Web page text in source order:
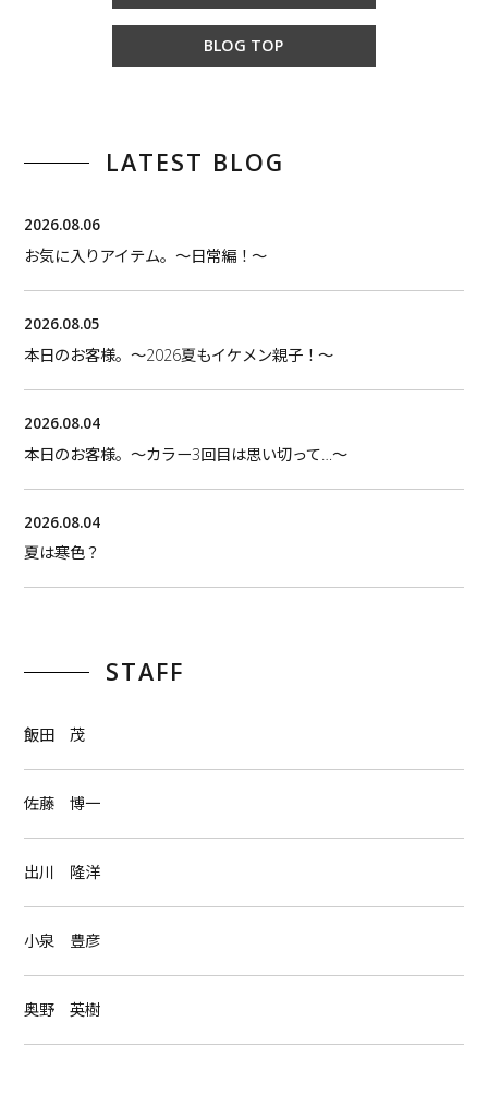
BLOG TOP
LATEST BLOG
2026.08.06
お気に入りアイテム。〜日常編！〜
2026.08.05
本日のお客様。〜2026夏もイケメン親子！〜
2026.08.04
本日のお客様。〜カラー3回目は思い切って…〜
2026.08.04
夏は寒色？
STAFF
飯田 茂
佐藤 博一
出川 隆洋
小泉 豊彦
奥野 英樹